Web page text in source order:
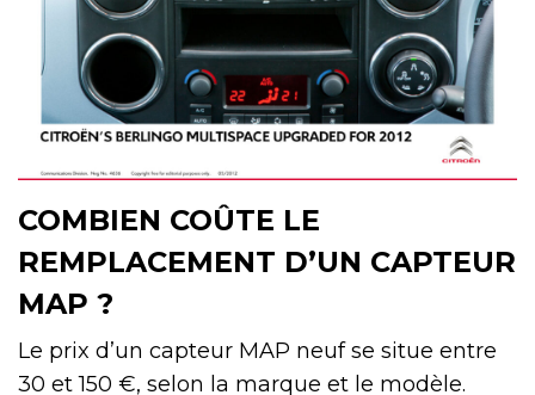
COMBIEN COÛTE LE
REMPLACEMENT D’UN CAPTEUR
MAP ?
Le prix d’un capteur MAP neuf se situe entre
30 et 150 €, selon la marque et le modèle.